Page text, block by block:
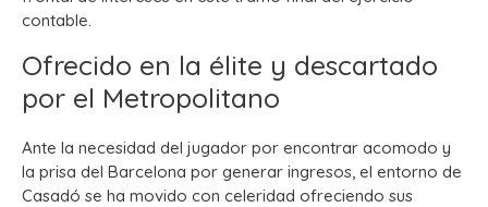
contable.
Ofrecido en la élite y descartado
por el Metropolitano
Ante la necesidad del jugador por encontrar acomodo y
la prisa del Barcelona por generar ingresos, el entorno de
Casadó se ha movido con celeridad ofreciendo sus